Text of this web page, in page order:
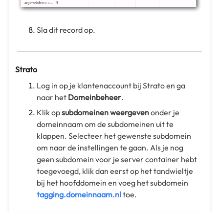
Sla dit record op.
Strato
Log in op je klantenaccount bij Strato en ga
naar het Domeinbeheer.
Klik opsubdomeinen weergevenonder je
domeinnaam om de subdomeinen uit te
klappen. Selecteer het gewenste subdomein
om naar de instellingen te gaan. Als je nog
geen subdomein voor je server container hebt
toegevoegd, klik dan eerst op het tandwieltje
bij het hoofddomein en voeg het subdomein
tagging.domeinnaam.nltoe.